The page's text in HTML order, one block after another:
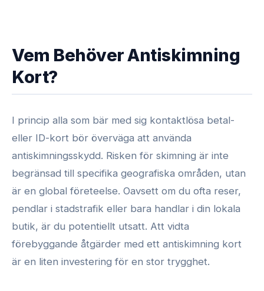
Vem Behöver Antiskimning
Kort?
I princip alla som bär med sig kontaktlösa betal-
eller ID-kort bör överväga att använda
antiskimningsskydd. Risken för skimning är inte
begränsad till specifika geografiska områden, utan
är en global företeelse. Oavsett om du ofta reser,
pendlar i stadstrafik eller bara handlar i din lokala
butik, är du potentiellt utsatt. Att vidta
förebyggande åtgärder med ett antiskimning kort
är en liten investering för en stor trygghet.